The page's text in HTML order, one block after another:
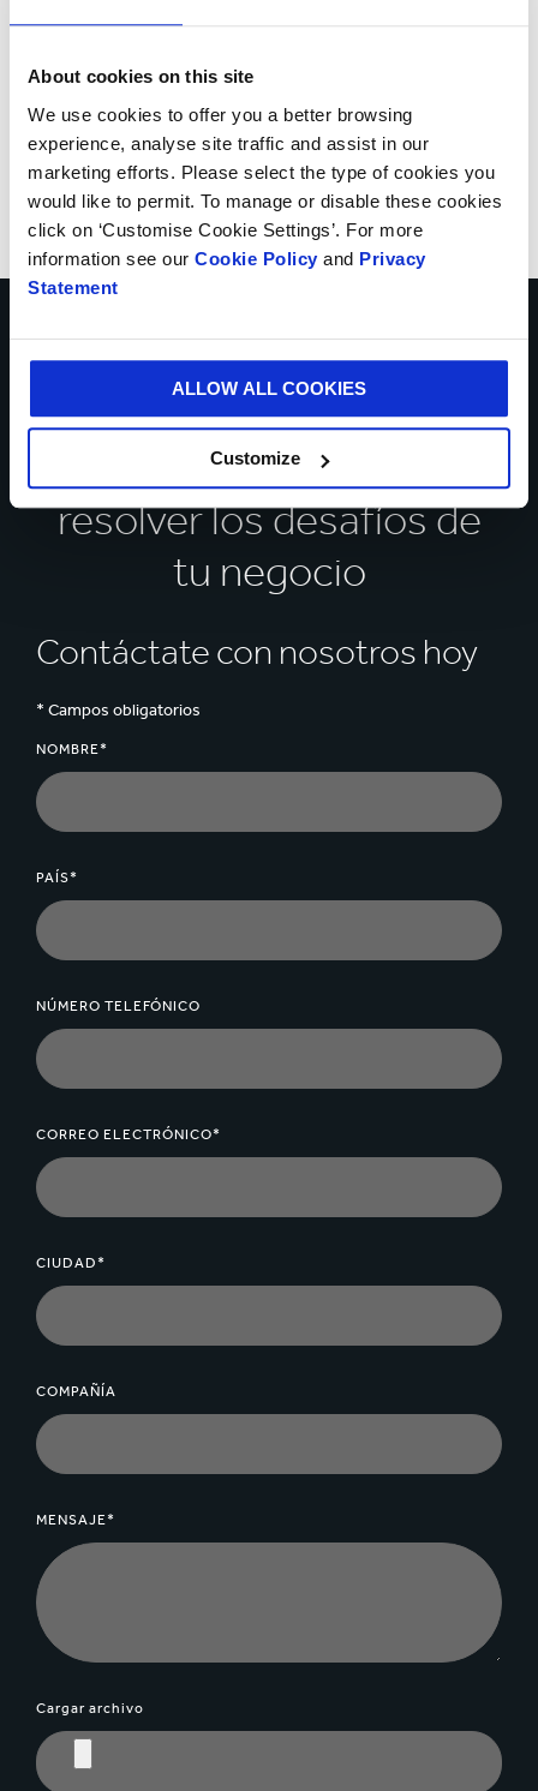
About cookies on this site
We use cookies to offer you a better browsing
experience, analyse site traffic and assist in our
marketing efforts. Please select the type of cookies you
would like to permit. To manage or disable these cookies
click on ‘Customise Cookie Settings’. For more
information see our Cookie Policy and Privacy
Statement
ALLOW ALL COOKIES
Customize
Habla con nuestros
expertos sobre cómo
podemos ayudarte a
resolver los desafíos de
tu negocio
Contáctate con nosotros hoy
* Campos obligatorios
NOMBRE*
PAÍS*
NÚMERO TELEFÓNICO
CORREO ELECTRÓNICO*
CIUDAD*
COMPAÑÍA
MENSAJE*
Cargar archivo